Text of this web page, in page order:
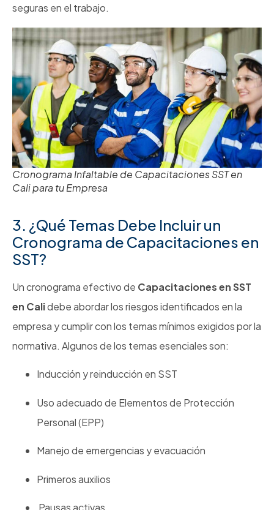
seguras en el trabajo.
Cronograma Infaltable de Capacitaciones SST en
Cali para tu Empresa
3. ¿Qué Temas Debe Incluir un
Cronograma de Capacitaciones en
SST?
Un cronograma efectivo de Capacitaciones en SST
en Calidebe abordar los riesgos identificados en la
empresa y cumplir con los temas mínimos exigidos por la
normativa. Algunos de los temas esenciales son:
Inducción y reinducción en SST
Uso adecuado de Elementos de Protección
Personal (EPP)
Manejo de emergencias y evacuación
Primeros auxilios
Pausas activas